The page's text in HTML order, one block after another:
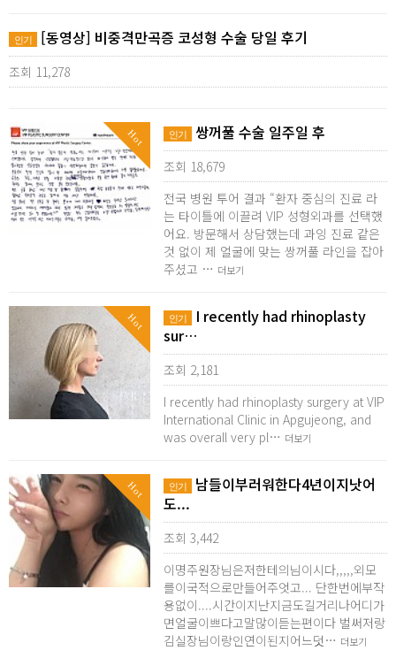
인기 [동영상] 비중격만곡증 코성형 수술 당일 후기
조회 11,278
Hot 인기 쌍꺼풀 수술 일주일 후
조회 18,679
전국 병원 투어 결과 “환자 중심의 진료 라
는 타이틀에 이끌려 VIP 성형외과를 선택했
어요. 방문해서 상담했는데 과잉 진료 같은
것 없이 제 얼굴에 맞는 쌍꺼풀 라인을 잡아
주셨고 … 더보기
Hot 인기
I recently had rhinoplasty
sur…
조회 2,181
I recently had rhinoplasty surgery at VIP
International Clinic in Apgujeong, and
was overall very pl… 더보기
Hot 인기
남들이부러워한다4년이지낫어
도...
조회 3,442
이명주원장님은저한테의님이시다,,,,,외모
를이국적으로만들어주엇고... 단한번에부작
용없이....시간이지난지금도길거리나어디가
면얼굴이쁘다고말많이듣는편이다 벌써저랑
김실장님이랑인연이된지어느덧… 더보기